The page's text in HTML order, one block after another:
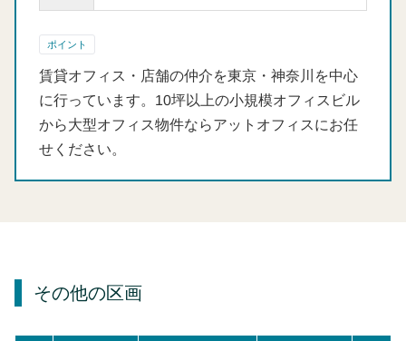
ポイント
賃貸オフィス・店舗の仲介を東京・神奈川を中心
に行っています。10坪以上の小規模オフィスビル
から大型オフィス物件ならアットオフィスにお任
せください。
その他の区画